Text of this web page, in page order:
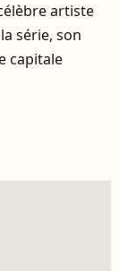
artiste
série, son
capitale